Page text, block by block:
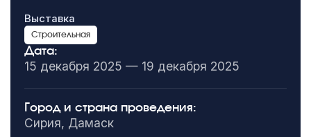
Выставка
Строительная
Дата:
15 декабря 2025 — 19 декабря 2025
Город и страна проведения:
Сирия, Дамаск